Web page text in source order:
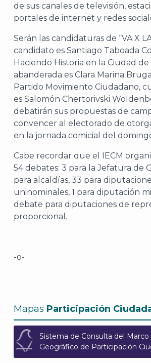
de sus canales de televisión,
portales de internet y redes
Serán las candidaturas de “VA X
candidato es Santiago Taboada
Haciendo Historia en la Ciudad de
abanderada es Clara Marina
Partido Movimiento Ciudadano,
es Salomón Chertorivski
debatirán sus propuestas de
convencer al electorado de
en la jornada comicial del
Cabe recordar que el IECM
54 debates: 3 para la Jefatura de
para alcaldías, 33 para
uninominales, 1 para diputación
debate para diputaciones de
proporcional.
-o-
Mapas Participación
Sistema de Consulta del Marco
Geográfico de Participación